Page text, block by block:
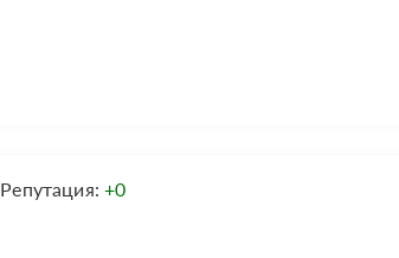
Репутация:+0